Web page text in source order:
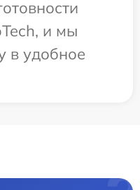
и мы
в удобное